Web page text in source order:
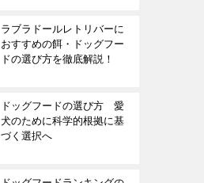
ラブラドールレトリバーに
おすすめの餌・ドッグフー
ドの選び方を徹底解説！
ドッグフードの選び方 愛
犬のために科学的根拠に基
づく選択へ